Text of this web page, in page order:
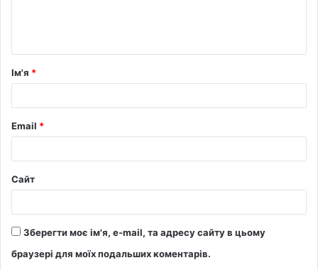
Ім'я *
Email *
Сайт
Зберегти моє ім'я, e-mail, та адресу сайту в цьому
браузері для моїх подальших коментарів.